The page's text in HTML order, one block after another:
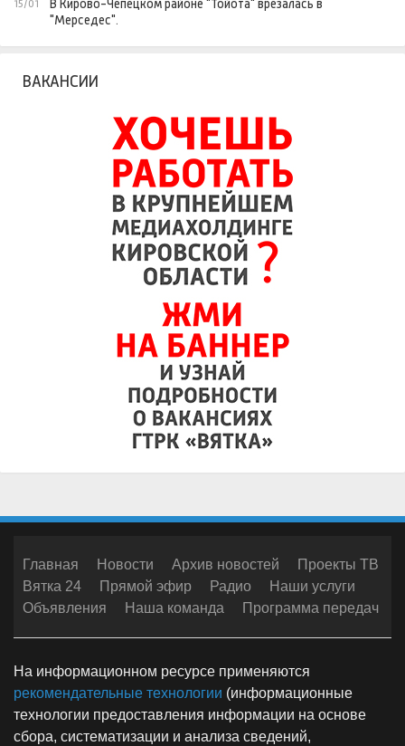
15/01
В Кирово-Чепецком районе "Тойота" врезалась в
"Мерседес".
ВАКАНСИИ
Главная Новости Архив новостей
Проекты ТВ
Вятка 24
Прямой эфир Радио
Наши услуги
Объявления
Наша команда Программа передач
На информационном ресурсе применяются
рекомендательные технологии (информационные
технологии предоставления информации на основе
сбора, систематизации и анализа сведений,